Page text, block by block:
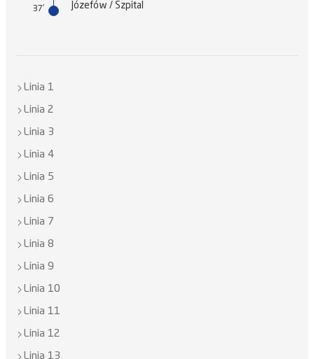
37' Józefów / Szpital
Linia 1
Linia 2
Linia 3
Linia 4
Linia 5
Linia 6
Linia 7
Linia 8
Linia 9
Linia 10
Linia 11
Linia 12
Linia 13